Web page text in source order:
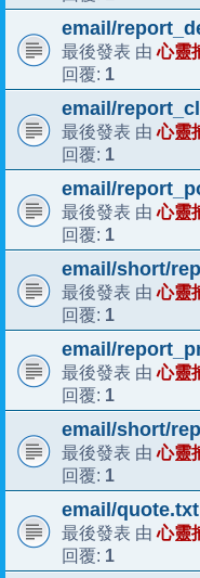
email/
最後發表 由心靈
回覆: 1
email/
最後發表 由心靈
回覆: 1
email/
最後發表 由心靈
回覆: 1
email/short/
最後發表 由心靈
回覆: 1
email/
最後發表 由心靈
回覆: 1
email/short/
最後發表 由心靈
回覆: 1
email/quote.txt
最後發表 由心靈
回覆: 1